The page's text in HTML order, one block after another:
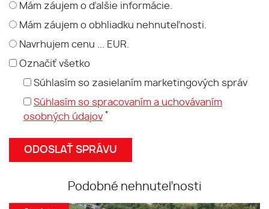
Mám záujem o ďalšie informácie.
Mám záujem o obhliadku nehnuteľnosti.
Navrhujem cenu ... EUR.
Označiť všetko
Súhlasím so zasielaním marketingových správ
Súhlasím so spracovaním a uchovávaním
osobných údajov *
Podobné nehnuteľnosti